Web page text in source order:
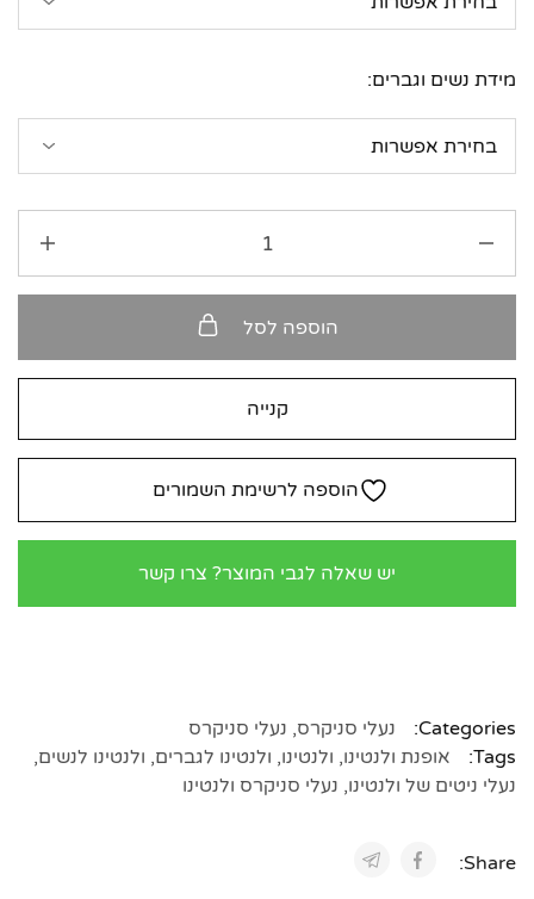
מידת נשים וגברים:
הוספה לסל
קנייה
הוספה לרשימת השמורים
יש שאלה לגבי המוצר? צרו קשר
Categories: נעלי סניקרס, נעלי סניקרס
Tags:
אופנת ולנטינו, ולנטינו, ולנטינו לגברים, ולנטינו לנשים,
נעלי ניטים של ולנטינו, נעלי סניקרס ולנטינו
Share: